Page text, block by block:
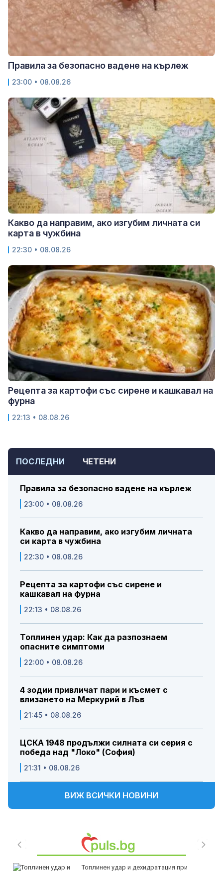
ПОСЛЕДНИ ЧЕТЕНИ
Правила за безопасно вадене на кърлеж
23:00 • 08.08.26
Какво да направим, ако изгубим личната
си карта в чужбина
22:30 • 08.08.26
Рецепта за картофи със сирене и
кашкавал на фурна
22:13 • 08.08.26
Топлинен удар: Как да разпознаем
опасните симптоми
22:00 • 08.08.26
4 зодии привличат пари и късмет с
влизането на Меркурий в Лъв
21:45 • 08.08.26
ЦСКА 1948 продължи силната си серия с
победа над "Локо" (София)
21:31 • 08.08.26
ВИЖ ВСИЧКИ НОВИНИ
Топлинен удар и дехидратация при
Правила за безопасно вадене на кърлеж
23:00 • 08.08.26
Какво да направим, ако изгубим личната си
карта в чужбина
22:30 • 08.08.26
Рецепта за картофи със сирене и кашкавал на
фурна
22:13 • 08.08.26